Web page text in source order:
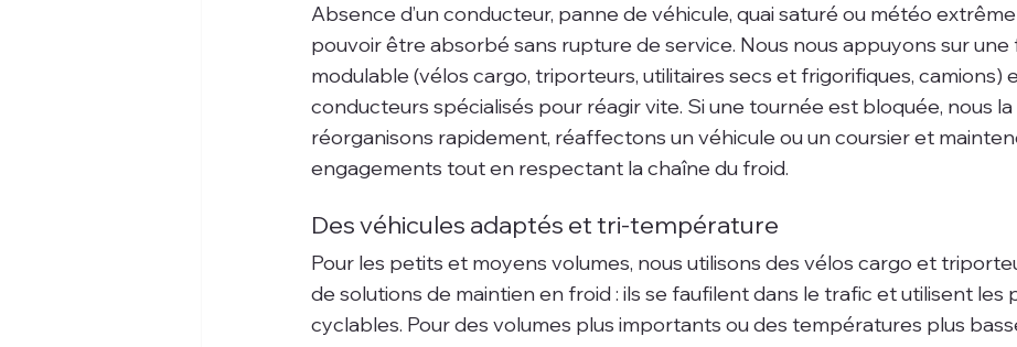
Absence d’un conducteur, panne de véhicule, quai saturé ou météo
pouvoir être absorbé sans rupture de service. Nous nous appuyons sur
modulable (vélos cargo, triporteurs, utilitaires secs et frigorifiques, camions)
conducteurs spécialisés pour réagir vite. Si une tournée est bloquée, nous la
réorganisons rapidement, réaffectons un véhicule ou un coursier et
engagements tout en respectant la chaîne du froid.
Des véhicules adaptés et tri-température
Pour les petits et moyens volumes, nous utilisons des vélos cargo et
de solutions de maintien en froid : ils se faufilent dans le trafic et utilisent les
cyclables. Pour des volumes plus importants ou des températures plus